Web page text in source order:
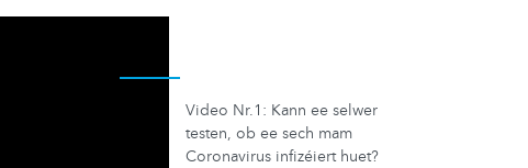
Video Nr.1: Kann ee selwer
testen, ob ee sech mam
Coronavirus infizéiert huet?